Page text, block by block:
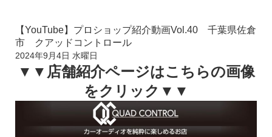
【YouTube】プロショップ紹介動画Vol.40 千葉県佐倉
市 クアッドコントロール
2024年9月4日 水曜日
▼▼店舗紹介ページはこちらの画像
をクリック▼▼